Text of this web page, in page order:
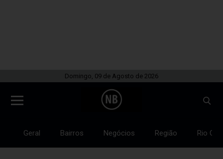
Domingo, 09 de Agosto de 2026
Geral Bairros Negócios Região Rio